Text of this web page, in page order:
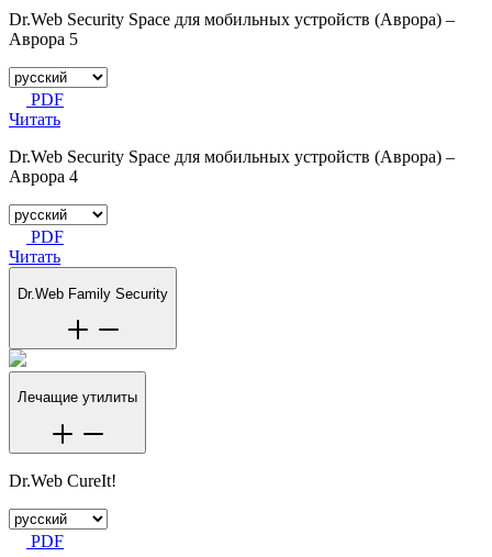
Dr.Web Security Space для мобильных устройств (Аврора) –
Аврора 5
PDF
Читать
Dr.Web Security Space для мобильных устройств (Аврора) –
Аврора 4
PDF
Читать
Dr.Web Family Security
Лечащие утилиты
Dr.Web CureIt!
PDF